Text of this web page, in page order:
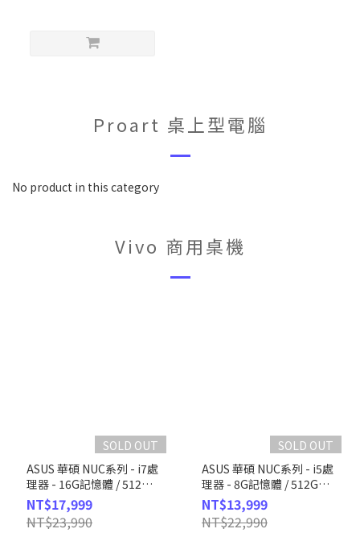
Proart 桌上型電腦
No product in this category
Vivo 商用桌機
SOLD OUT
ASUS 華碩 NUC系列 - i7處
理器 - 16G記憶體 / 512G
SSD / Win11
(NUC13VYKI7MR8910)
NT$17,999
NT$23,990
SOLD OUT
ASUS 華碩 NUC系列 - i5處
理器 - 8G記憶體 / 512G
SSD / Win11
(NUC13VYKI5MR6610)
NT$13,999
NT$22,990